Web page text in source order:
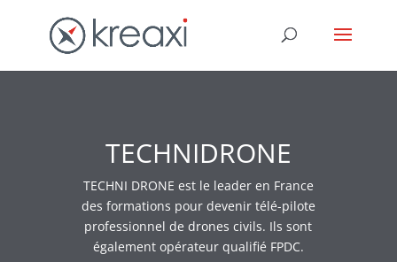
TECHNIDRONE
TECHNI DRONE est le leader en France
des formations pour devenir télé-pilote
professionnel de drones civils. Ils sont
également opérateur qualifié FPDC.